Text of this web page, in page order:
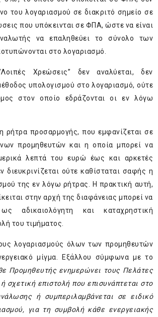
του λογαριασμού σε διακριτό σημείο σε
που υπόκεινται σε ΦΠΑ, ώστε να είναι
να επαληθεύει το σύνολο των
στο λογαριασμό.
Χρεώσεις’’ δεν αναλύεται, δεν
υπολογισμού στο λογαριασμό, ούτε
στον οποίο εδράζονται οι εν λόγω
ρήτρα προσαρμογής, που εμφανίζεται σε
προμηθευτών και η οποία μπορεί να
λεπτά του ευρώ έως και αρκετές
διευκρινίζεται ούτε καθίσταται σαφής η
της εν λόγω ρήτρας. Η πρακτική αυτή,
στην αρχή της διαφάνειας μπορεί να
αδικαιολόγητη και καταχρηστική
του τιμήματος.
λογαριασμούς όλων των προμηθευτών
μίγμα. Εξάλλου σύμφωνα με το
Προμηθευτής ενημερώνει τους Πελάτες
σχετική επιστολή που επισυνάπτεται στο
ή συμπεριλαμβάνεται σε ειδικό
για τη συμβολή κάθε ενεργειακής